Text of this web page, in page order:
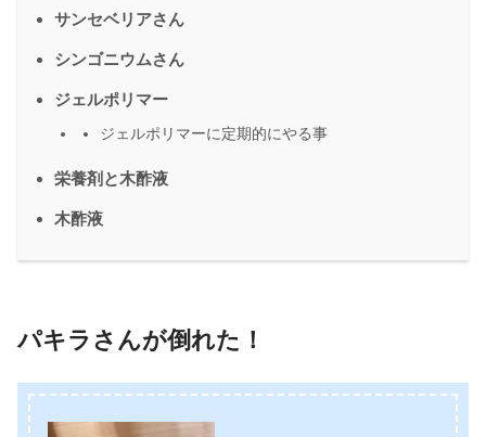
サンセベリアさん
シンゴニウムさん
ジェルポリマー
ジェルポリマーに定期的にやる事
栄養剤と木酢液
木酢液
パキラさんが倒れた！